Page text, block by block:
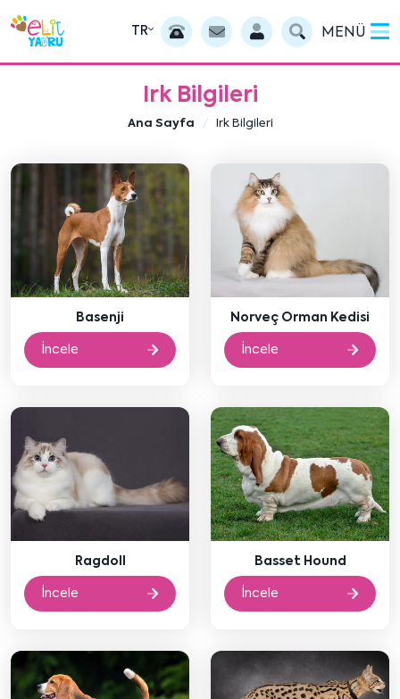
TR MENÜ
Irk Bilgileri
Ana Sayfa Irk Bilgileri
Basenji
İncele
Norveç Orman Kedisi
İncele
Ragdoll
İncele
Basset Hound
İncele